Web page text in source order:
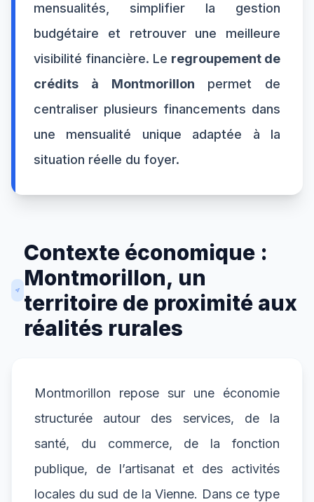
mensualités, simplifier la gestion
budgétaire et retrouver une meilleure
visibilité financière. Le regroupement de
crédits à Montmorillon permet de
centraliser plusieurs financements dans
une mensualité unique adaptée à la
situation réelle du foyer.
Contexte économique :
Montmorillon, un
territoire de proximité aux
réalités rurales
Montmorillon repose sur une économie
structurée autour des services, de la
santé, du commerce, de la fonction
publique, de l’artisanat et des activités
locales du sud de la Vienne. Dans ce type